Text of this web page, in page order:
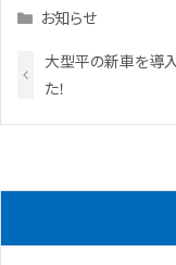
Categories
お知らせ
大型平の新車を導
た！